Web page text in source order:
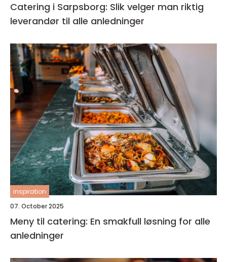
Catering i Sarpsborg: Slik velger man riktig
leverandør til alle anledninger
inspiration
07. October 2025
Meny til catering: En smakfull løsning for alle
anledninger